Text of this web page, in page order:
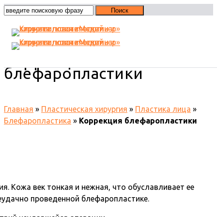
блефаропластики
Главная » Пластическая хирургия » Пластика лица »
Блефаропластика » Коррекция блефаропластики
Кожа век тонкая и нежная, что обуславливает ее
проведенной блефаропластике.